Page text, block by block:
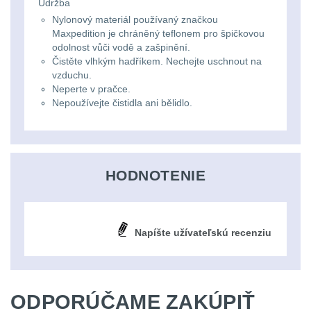
16340
baterie
Nabíjačky
Náhradné diely7
BATOHY A TAŠKY
(1569)
Turistické a expediční38
Městské batohy 41
Batohy217
Méně než 10 L 13
10 - 20 L26
20 - 30 L104
Údržba
Nylonový materiál používaný značkou
Maxpedition je chráněný teflonem pro špičkovou
odolnost vůči vodě a zašpinění.
Čistěte vlhkým hadříkem. Nechejte uschnout na
vzduchu.
Neperte v pračce.
Nepoužívejte čistidla ani bělidlo.
HODNOTENIE
Napíšte užívateľskú recenziu
ODPORÚČAME ZAKÚPIŤ